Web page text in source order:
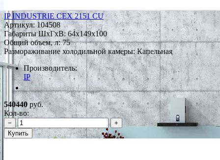
IP INDUSTRIE CEX 2151 СU
Артикул:104508
Габариты ШxГxВ: 64x149x100
Общий объем, л: 75
Размораживание холодильной камеры: Капельная
Производитель:
IP
*Наличие уточняйте у менеджера
540440руб.
Кол-во:
−
+
Купить